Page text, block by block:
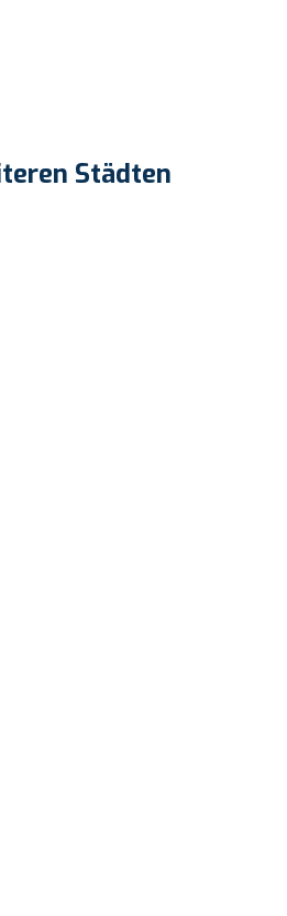
Städten